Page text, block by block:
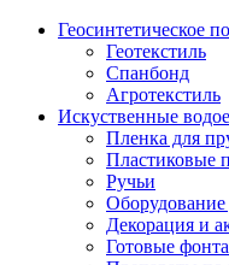
Геосинтетическое
Геотекстиль
Спанбонд
Агротекстиль
Искуственные
Пленка для
Пластиковые
Ручьи
Оборудование
Декорация и
Готовые